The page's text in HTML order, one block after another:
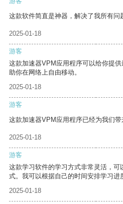
这款软件简直是神器，解决了我所有问
2025-01-18
游客
这款加速器VPM应用程序可以给你提
助你在网络上自由移动。
2025-01-18
游客
这款加速器VPM应用程序已经为我们带
2025-01-18
游客
这款学习软件的学习方式非常灵活，
式。我可以根据自己的时间安排学习进
2025-01-18